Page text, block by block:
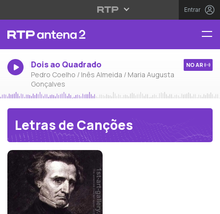
Entrar
Dois ao Quadrado
Pedro Coelho / Inês Almeida / Maria Augusta
Gonçalves
NO AR
Letras de Canções